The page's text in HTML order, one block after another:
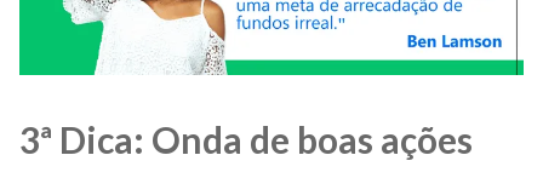
3ª Dica: Onda de boas ações